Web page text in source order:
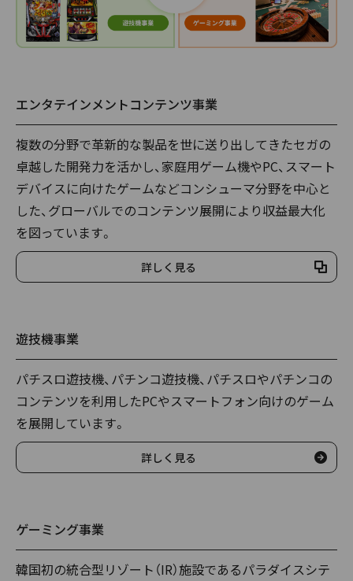
エンタテインメントコンテンツ事業
複数の分野で革新的な製品を世に送り出してきたセガの
卓越した開発力を活かし、家庭用ゲーム機やPC、スマート
デバイスに向けたゲームなどコンシューマ分野を中心と
した、グローバルでのコンテンツ展開により収益最大化
を図っています。
詳しく見る
遊技機事業
パチスロ遊技機、パチンコ遊技機、パチスロやパチンコの
コンテンツを利用したPCやスマートフォン向けのゲーム
を展開しています。
詳しく見る
ゲーミング事業
韓国初の統合型リゾート（IR）施設であるパラダイスシテ